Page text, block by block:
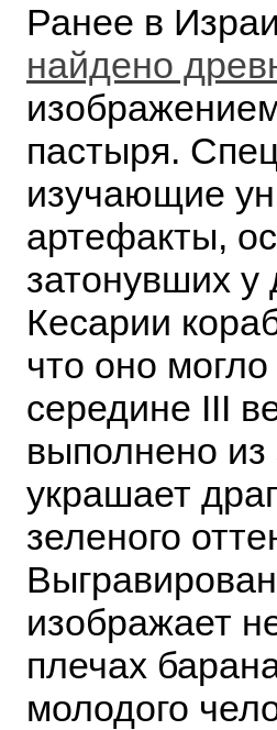
Ранее в
найдено
пастыря.
изучающие
артефакты,
затонувших у
Кесарии
что оно
середине III
выполнено из
украшает
зеленого
изображает
плечах
молодого